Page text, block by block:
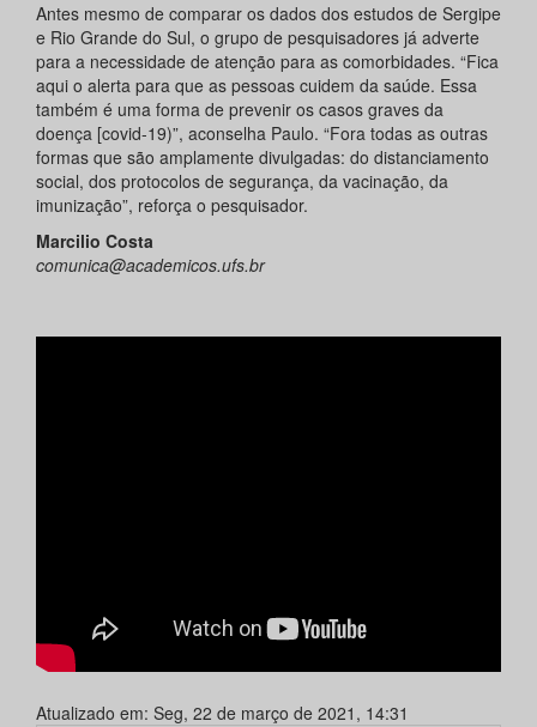
Antes mesmo de comparar os dados dos estudos de Sergipe
e Rio Grande do Sul, o grupo de pesquisadores já adverte
para a necessidade de atenção para as comorbidades. “Fica
aqui o alerta para que as pessoas cuidem da saúde. Essa
também é uma forma de prevenir os casos graves da
doença [covid-19)”, aconselha Paulo. “Fora todas as outras
formas que são amplamente divulgadas: do distanciamento
social, dos protocolos de segurança, da vacinação, da
imunização”, reforça o pesquisador.
Marcilio Costa
comunica@academicos.ufs.br
Atualizado em: Seg, 22 de março de 2021, 14:31